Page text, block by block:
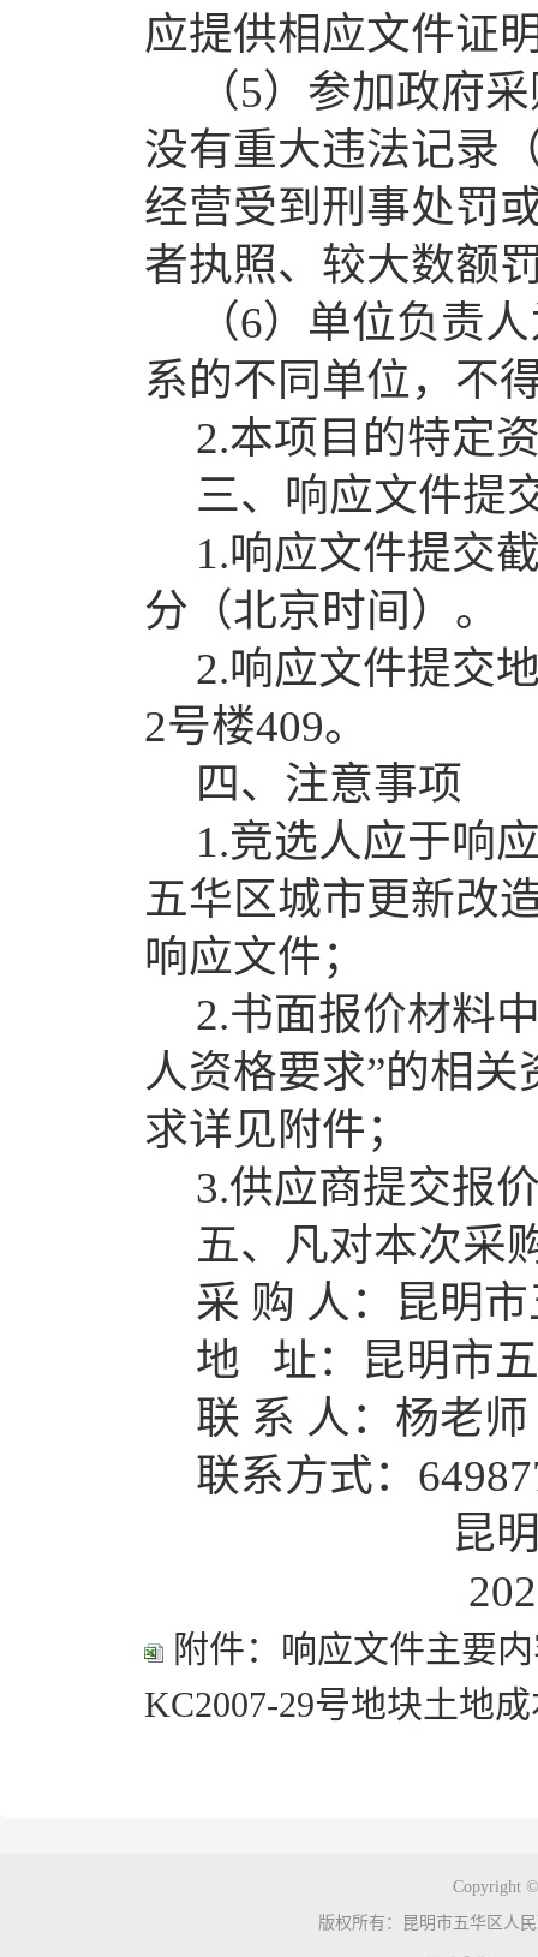
应提供相应文件证
（5） 参加政府
没有重大违法记录
经营受到刑事处罚
者执照、较大数额
（6） 单位负责
系的不同单位，不
2.本项目的特定
三、 响应文件提
1.响应文件提交
分（北京时间）。
2.响应文件提交
2号楼409。
四、 注意事项
1.竞选人应于响
五华区城市更新改
响应文件；
2.书面报价材料
人资格要求”的相
求详见附件；
3.供应商提交报
五、凡对本次采
采 购 人：昆明
地
址：昆明市
联 系 人： 杨老师
联系方式： 6498
昆
2026年6
附件：响应文件主要
KC2007-29号地块土地
Copyright
版权所有：昆明市五华区人